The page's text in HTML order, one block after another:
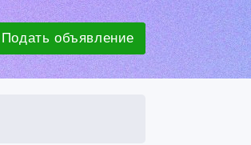
Подать объявление